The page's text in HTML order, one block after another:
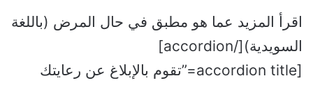
اقرأ المزيد عما هو مطبق في حال المرض (باللغة
السويدية)[/accordion]
[accordion title=”تقوم بالإبلاغ عن رعايتك